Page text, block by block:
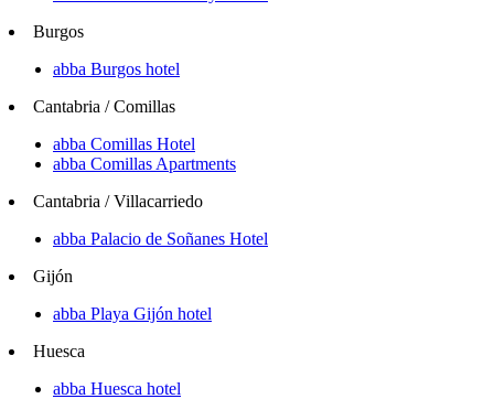
Burgos
abba Burgos hotel
Cantabria / Comillas
abba Comillas Hotel
abba Comillas Apartments
Cantabria / Villacarriedo
abba Palacio de Soñanes Hotel
Gijón
abba Playa Gijón hotel
Huesca
abba Huesca hotel